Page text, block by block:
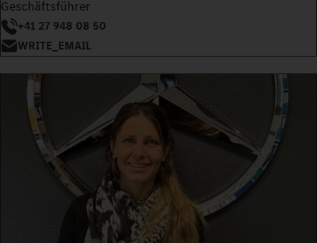
Geschäftsführer
+41 27 948 08 50
WRITE_EMAIL